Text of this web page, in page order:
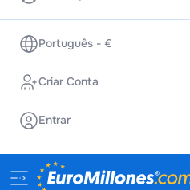
Português - €
Criar Conta
Entrar